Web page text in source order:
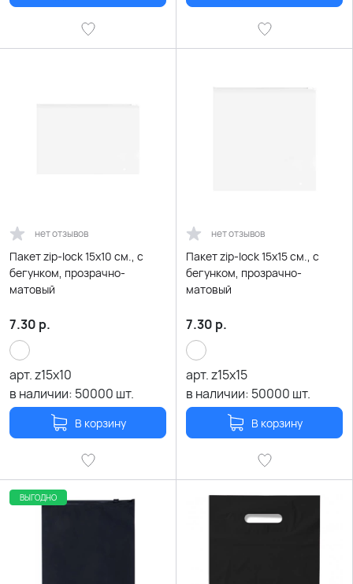
нет отзывов
Пакет zip-lock 15х10 см., с
бегунком, прозрачно-
матовый
7.30 р.
арт.z15x10
в наличии: 50000 шт.
В корзину
нет отзывов
Пакет zip-lock 15х15 см., с
бегунком, прозрачно-
матовый
7.30 р.
арт.z15x15
в наличии: 50000 шт.
В корзину
ВЫГОДНО